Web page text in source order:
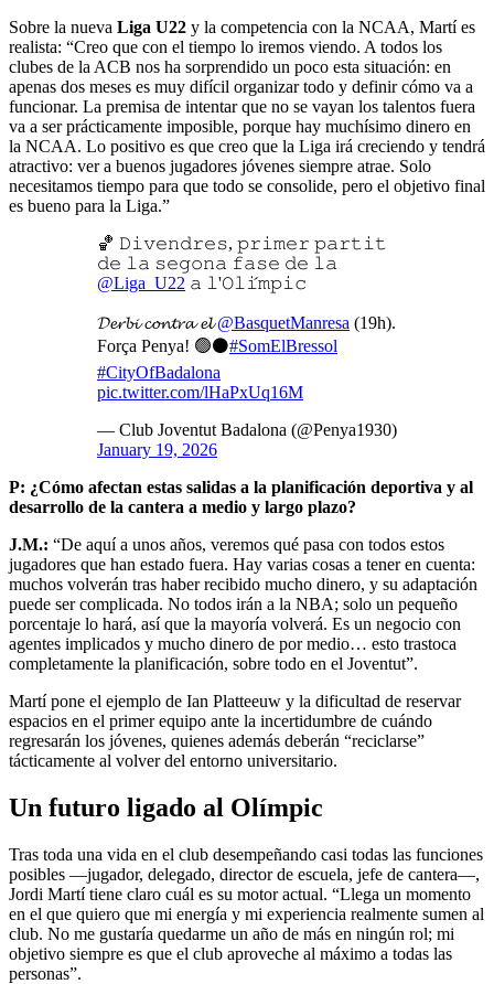
Sobre la nueva Liga U22 y la competencia con la NCAA, Martí es
realista: “Creo que con el tiempo lo iremos viendo. A todos los
clubes de la ACB nos ha sorprendido un poco esta situación: en
apenas dos meses es muy difícil organizar todo y definir cómo va a
funcionar. La premisa de intentar que no se vayan los talentos fuera
va a ser prácticamente imposible, porque hay muchísimo dinero en
la NCAA. Lo positivo es que creo que la Liga irá creciendo y tendrá
atractivo: ver a buenos jugadores jóvenes siempre atrae. Solo
necesitamos tiempo para que todo se consolide, pero el objetivo final
es bueno para la Liga.”
🏀 𝙳𝚒𝚟𝚎𝚗𝚍𝚛𝚎𝚜, 𝚙𝚛𝚒𝚖𝚎𝚛 𝚙𝚊𝚛𝚝𝚒𝚝
𝚍𝚎 𝚕𝚊 𝚜𝚎𝚐𝚘𝚗𝚊 𝚏𝚊𝚜𝚎 𝚍𝚎 𝚕𝚊
@Liga_U22 𝚊 𝚕'𝙾𝚕𝚒́𝚖𝚙𝚒𝚌
𝓓𝓮𝓻𝓫𝓲 𝓬𝓸𝓷𝓽𝓻𝓪 𝓮𝓵@BasquetManresa (19h).
Força Penya! 🟢⚫️#SomElBressol
#CityOfBadalona
pic.twitter.com/lHaPxUq16M
— Club Joventut Badalona (@Penya1930)
January 19, 2026
P: ¿Cómo afectan estas salidas a la planificación deportiva y al
desarrollo de la cantera a medio y largo plazo?
J.M.: “De aquí a unos años, veremos qué pasa con todos estos
jugadores que han estado fuera. Hay varias cosas a tener en cuenta:
muchos volverán tras haber recibido mucho dinero, y su adaptación
puede ser complicada. No todos irán a la NBA; solo un pequeño
porcentaje lo hará, así que la mayoría volverá. Es un negocio con
agentes implicados y mucho dinero de por medio… esto trastoca
completamente la planificación, sobre todo en el Joventut”.
Martí pone el ejemplo de Ian Platteeuw y la dificultad de reservar
espacios en el primer equipo ante la incertidumbre de cuándo
regresarán los jóvenes, quienes además deberán “reciclarse”
tácticamente al volver del entorno universitario.
Un futuro ligado al Olímpic
Tras toda una vida en el club desempeñando casi todas las funciones
posibles —jugador, delegado, director de escuela, jefe de cantera—,
Jordi Martí tiene claro cuál es su motor actual. “Llega un momento
en el que quiero que mi energía y mi experiencia realmente sumen al
club. No me gustaría quedarme un año de más en ningún rol; mi
objetivo siempre es que el club aproveche al máximo a todas las
personas”.